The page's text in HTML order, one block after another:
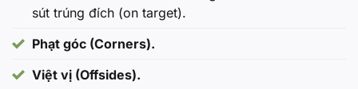
sút trúng đích (on target).
Phạt góc (Corners).
Việt vị (Offsides).